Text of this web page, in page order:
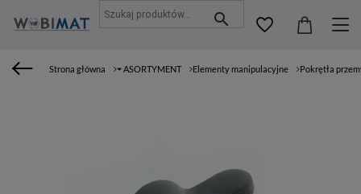
Strona główna ⏷ ASORTYMENT Elementy manipulacyjne Pokrętła